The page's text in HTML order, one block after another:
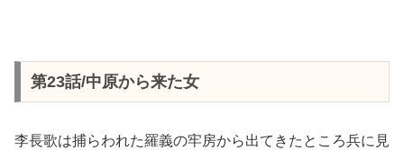
第23話/中原から来た女
李長歌は捕らわれた羅義の牢房から出てきたところ兵に見